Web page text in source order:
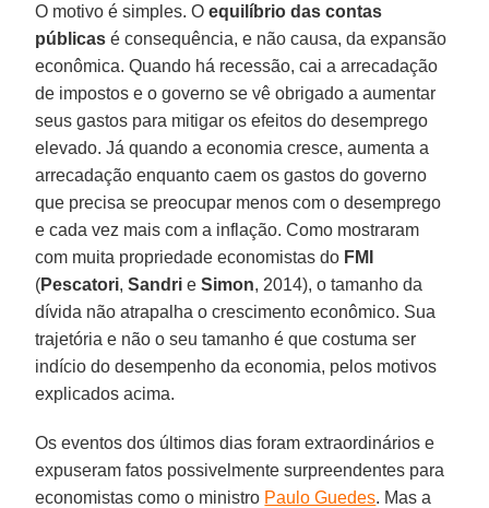
O motivo é simples. Oequilíbrio das contas
públicas é consequência, e não causa, da expansão
econômica. Quando há recessão, cai a arrecadação
de impostos e o governo se vê obrigado a aumentar
seus gastos para mitigar os efeitos do desemprego
elevado. Já quando a economia cresce, aumenta a
arrecadação enquanto caem os gastos do governo
que precisa se preocupar menos com o desemprego
e cada vez mais com a inflação. Como mostraram
com muita propriedade economistas do FMI
(Pescatori,Sandri eSimon, 2014), o tamanho da
dívida não atrapalha o crescimento econômico. Sua
trajetória e não o seu tamanho é que costuma ser
indício do desempenho da economia, pelos motivos
explicados acima.
Os eventos dos últimos dias foram extraordinários e
expuseram fatos possivelmente surpreendentes para
economistas como o ministro Paulo Guedes. Mas a